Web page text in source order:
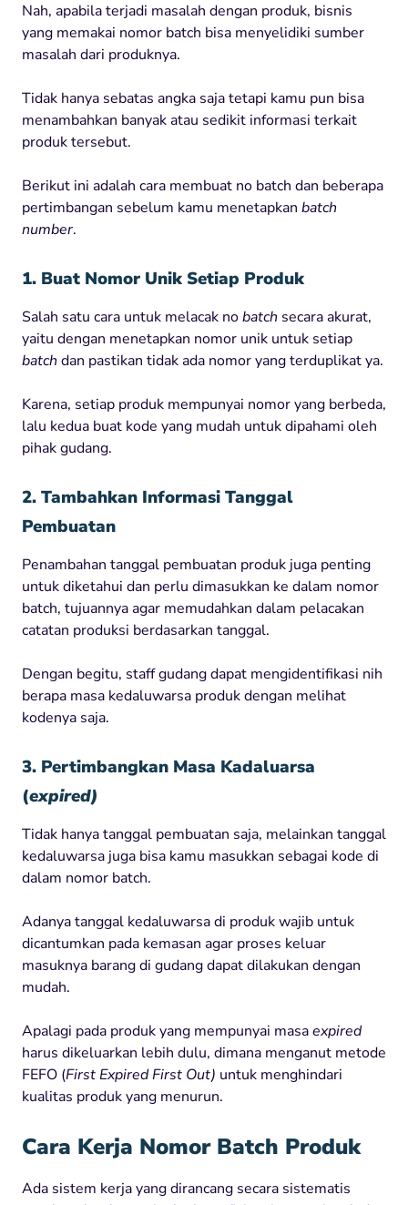
Nah, apabila terjadi masalah dengan produk, bisnis
yang memakai nomor batch bisa menyelidiki sumber
masalah dari produknya.
Tidak hanya sebatas angka saja tetapi kamu pun bisa
menambahkan banyak atau sedikit informasi terkait
produk tersebut.
Berikut ini adalah cara membuat no batch dan beberapa
pertimbangan sebelum kamu menetapkan batch
number.
1. Buat Nomor Unik Setiap Produk
Salah satu cara untuk melacak nobatch secara akurat,
yaitu dengan menetapkan nomor unik untuk setiap
batch dan pastikan tidak ada nomor yang terduplikat ya.
Karena, setiap produk mempunyai nomor yang berbeda,
lalu kedua buat kode yang mudah untuk dipahami oleh
pihak gudang.
2. Tambahkan Informasi Tanggal
Pembuatan
Penambahan tanggal pembuatan produk juga penting
untuk diketahui dan perlu dimasukkan ke dalam nomor
batch, tujuannya agar memudahkan dalam pelacakan
catatan produksi berdasarkan tanggal.
Dengan begitu, staff gudang dapat mengidentifikasi nih
berapa masa kedaluwarsa produk dengan melihat
kodenya saja.
3. Pertimbangkan Masa Kadaluarsa
(expired)
Tidak hanya tanggal pembuatan saja, melainkan tanggal
kedaluwarsa juga bisa kamu masukkan sebagai kode di
dalam nomor batch.
Adanya tanggal kedaluwarsa di produk wajib untuk
dicantumkan pada kemasan agar proses keluar
masuknya barang di gudang dapat dilakukan dengan
mudah.
Apalagi pada produk yang mempunyai masaexpired
harus dikeluarkan lebih dulu, dimana menganut metode
FEFO (First Expired First Out) untuk menghindari
kualitas produk yang menurun.
Cara Kerja Nomor Batch Produk
Ada sistem kerja yang dirancang secara sistematis